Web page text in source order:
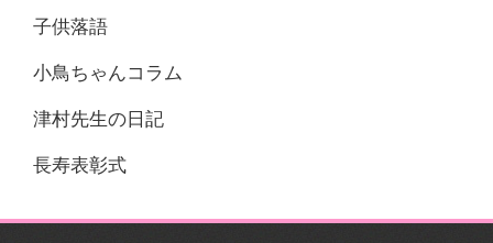
子供落語
小鳥ちゃんコラム
津村先生の日記
長寿表彰式